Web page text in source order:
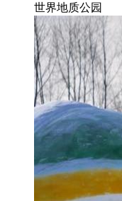
世界地质公园